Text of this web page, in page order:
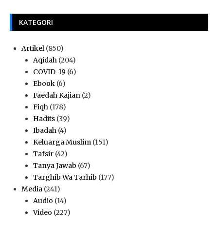
KATEGORI
Artikel (850)
Aqidah (204)
COVID-19 (6)
Ebook (6)
Faedah Kajian (2)
Fiqh (178)
Hadits (39)
Ibadah (4)
Keluarga Muslim (151)
Tafsir (42)
Tanya Jawab (67)
Targhib Wa Tarhib (177)
Media (241)
Audio (14)
Video (227)